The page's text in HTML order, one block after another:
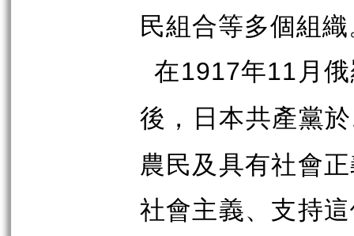
民組合等多個組
在1917年11 月
後，日本共產黨於
農民及具有社會
社會主義、支持